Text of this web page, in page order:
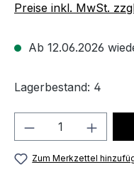
Preise inkl. MwSt.
Ab 12.06.2026
Lagerbestand: 4
Produkt
Zum Merkzettel